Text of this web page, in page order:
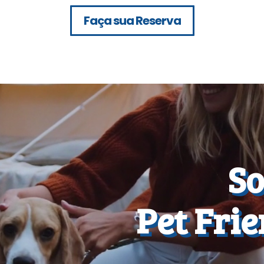
Faça sua Reserva
Pet